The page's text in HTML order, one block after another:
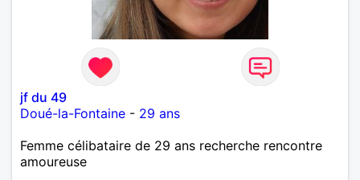
jf du 49
Doué-la-Fontaine - 29 ans
Femme célibataire de 29 ans recherche rencontre
amoureuse